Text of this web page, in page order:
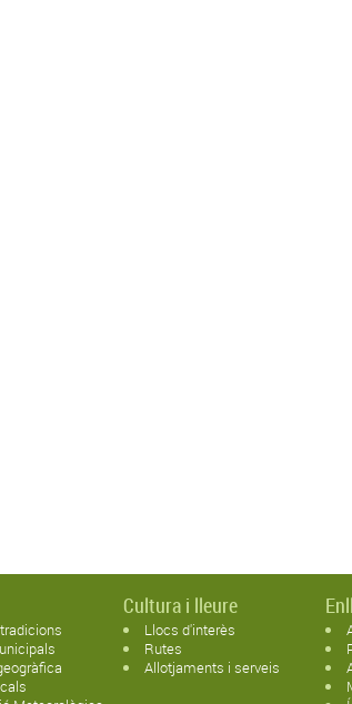
Cultura i lleure
Llocs d'interès
Rutes
Allotjaments i serveis